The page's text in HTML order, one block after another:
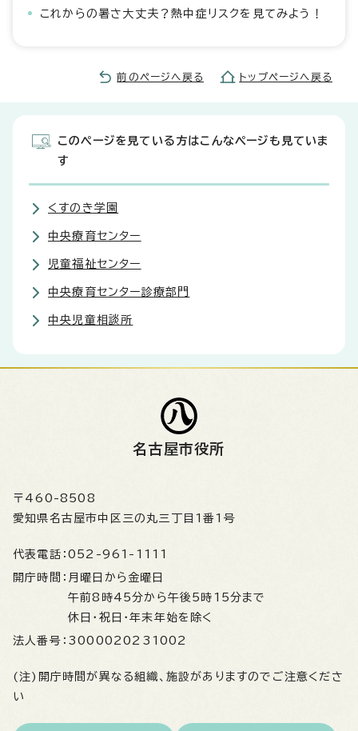
これからの暑さ大丈夫？熱中症リスクを見てみよう！
前のページへ戻る トップページへ戻る
このページを見ている方はこんなページも見ていま
す
くすのき学園
中央療育センター
児童福祉センター
中央療育センター診療部門
中央児童相談所
名古屋市役所
〒460-8508
愛知県名古屋市中区三の丸三丁目1番1号
代表電話： 052-961-1111
開庁時間： 月曜日から金曜日
午前8時45分から午後5時15分まで
休日・祝日・年末年始を除く
法人番号： 3000020231002
(注)開庁時間が異なる組織、施設がありますのでご注意くださ
い